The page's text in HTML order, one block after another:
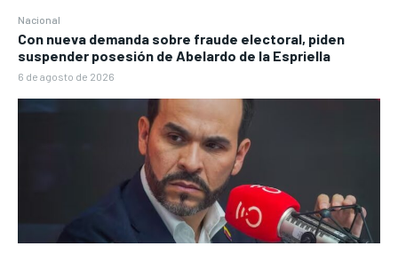
Nacional
Con nueva demanda sobre fraude electoral, piden
suspender posesión de Abelardo de la Espriella
6 de agosto de 2026